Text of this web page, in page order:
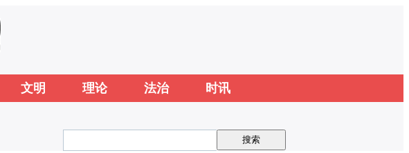
文明 理论 法治
时讯